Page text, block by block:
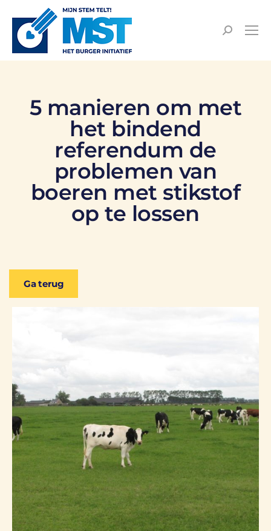
5 manieren om met
het bindend
referendum de
problemen van
boeren met stikstof
op te lossen
Ga terug